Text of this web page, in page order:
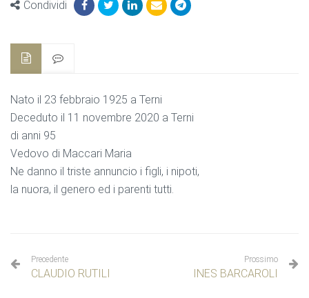
Condividi
Nato il 23 febbraio 1925 a Terni
Deceduto il 11 novembre 2020 a Terni
di anni 95
Vedovo di Maccari Maria
Ne danno il triste annuncio i figli, i nipoti,
la nuora, il genero ed i parenti tutti.
Precedente
CLAUDIO RUTILI
Prossimo
INES BARCAROLI